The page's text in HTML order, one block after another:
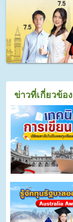
ข่าวที่เกี่ยวข้อง